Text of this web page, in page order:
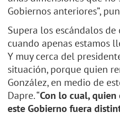
Gobiernos anteriores”,
Supera los escándalos
cuando apenas estamos
Y muy cerca del
situación, porque quien
González, en medio de
Dapre. “Con lo cual,
este Gobierno fuera